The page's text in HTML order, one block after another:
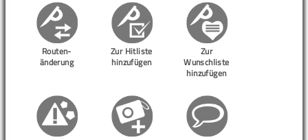
Routen-
änderung
Zur Hitliste
hinzufügen
Zur
Wunschliste
hinzufügen